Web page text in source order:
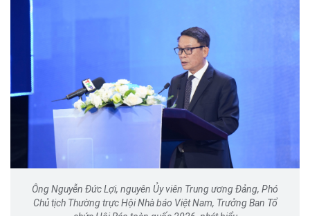
Ông Nguyễn Đức Lợi, nguyên Ủy viên Trung ương Đảng, Phó
Chủ tịch Thường trực Hội Nhà báo Việt Nam, Trưởng Ban Tổ